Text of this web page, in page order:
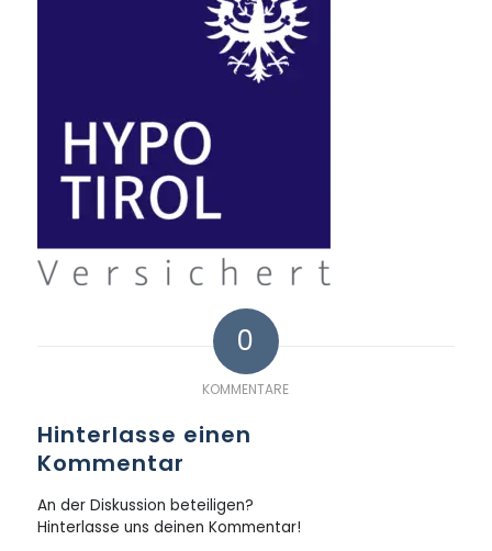
0
KOMMENTARE
Hinterlasse einen
Kommentar
An der Diskussion beteiligen?
Hinterlasse uns deinen Kommentar!